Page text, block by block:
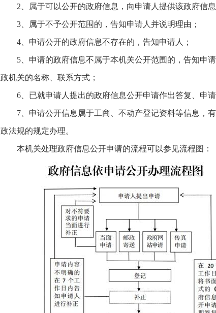
2、属于可以公开的政府信息，向申请人提供该政府信
3、属于不予公开范围的，告知申请人并说明理由；
4、申请公开的政府信息不存在的，告知申请人；
5、申请的政府信息不属于本机关公开范围的，告知申
政机关的名称、联系方式；
6、已就申请人提出的政府信息公开申请作出答复、申
7、申请公开信息属于工商、不动产登记资料等信息，
政法规的规定办理。
本机关处理政府信息公开申请的流程可以参见流程图：